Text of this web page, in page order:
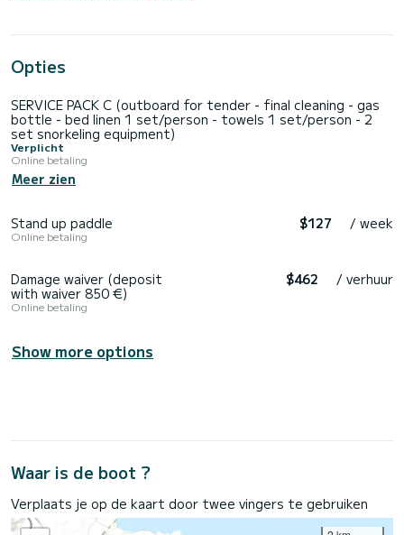
Opties
SERVICE PACK C (outboard for tender - final cleaning - gas
bottle - bed linen 1 set/person - towels 1 set/person - 2
set snorkeling equipment)
Verplicht
Online betaling
Meer zien
Stand up paddle
Online betaling
$127 / week
Damage waiver (deposit
with waiver 850 €)
Online betaling
$462 / verhuur
Show more options
Waar is de boot ?
Verplaats je op de kaart door twee vingers te gebruiken